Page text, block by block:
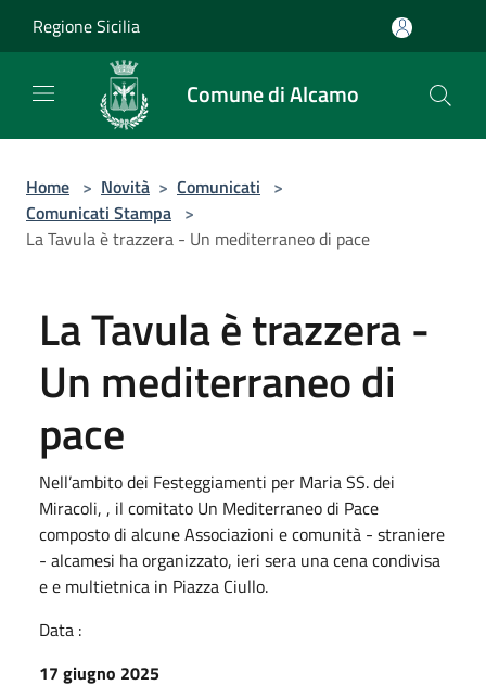
Regione Sicilia
Comune di Alcamo
Home > Novità > Comunicati >
Comunicati Stampa >
La Tavula è trazzera - Un mediterraneo di pace
La Tavula è trazzera -
Un mediterraneo di
pace
Nell’ambito dei Festeggiamenti per Maria SS. dei
Miracoli, , il comitato Un Mediterraneo di Pace
composto di alcune Associazioni e comunità - straniere
- alcamesi ha organizzato, ieri sera una cena condivisa
e e multietnica in Piazza Ciullo.
Data :
17 giugno 2025